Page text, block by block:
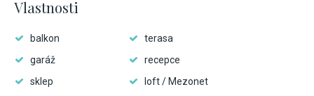
Vlastnosti
balkon
terasa
garáž
recepce
sklep
loft / Mezonet